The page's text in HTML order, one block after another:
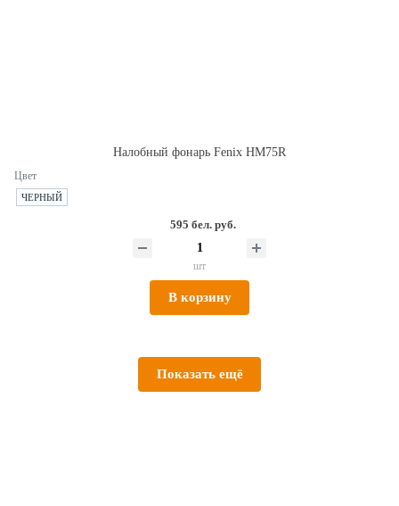
Налобный фонарь Fenix HM75R
Цвет
ЧЕРНЫЙ
595 бел. руб.
шт
В корзину
Показать ещё